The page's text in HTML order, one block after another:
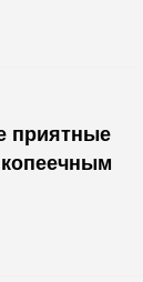
приятные